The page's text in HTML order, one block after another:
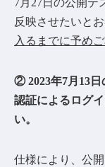
7月27日の公開テ
反映させたいとお
入るまでに予め
② 2023年7月13日
認証によるログ
い。
仕様により、公